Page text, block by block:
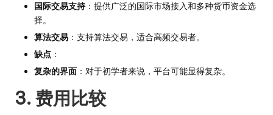
国际交易支持：提供广泛的国际市场接入和多种货币资金选
择。
算法交易 ：支持算法交易，适合高频交易者。
缺点 ：
复杂的界面 ：对于初学者来说，平台可能显得复杂。
3. 费用比较